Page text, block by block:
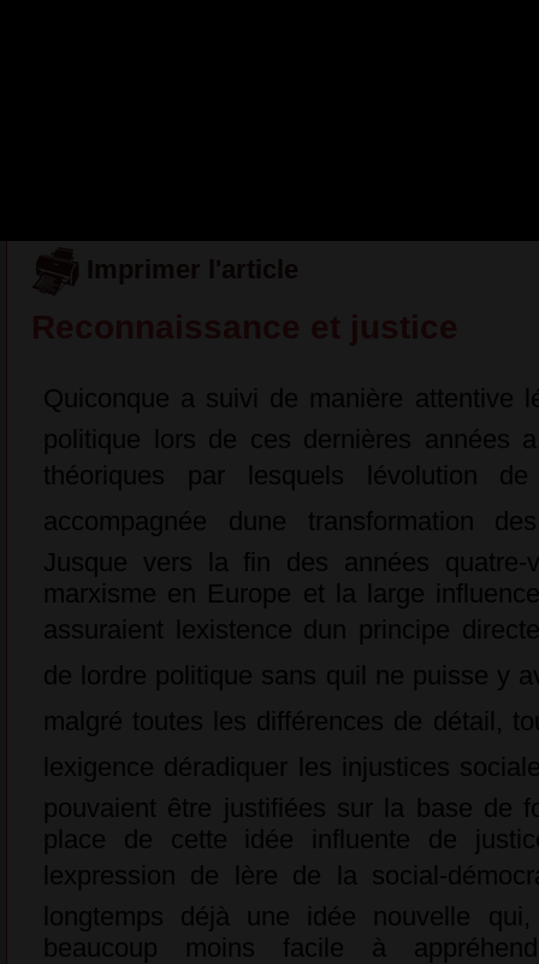
Imprimer l'article
Quiconque a suivi de manière attentive
politique lors de ces dernières années
théoriques par lesquels lévolution
accompagnée dune transformation
Jusque vers la fin des années quatre-
marxisme en Europe et la large
assuraient lexistence dun principe
de lordre politique sans quil ne puisse y
malgré toutes les différences de détail,
lexigence déradiquer les injustices
pouvaient être justifiées sur la base de
place de cette idée influente de
lexpression de lère de la social-
longtemps déjà une idée nouvelle
beaucoup moins facile à